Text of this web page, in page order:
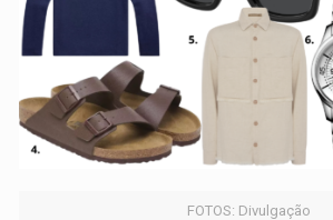
FOTOS: Divulgação